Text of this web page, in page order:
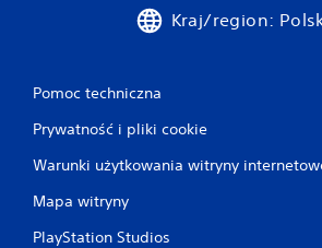
Kraj/region:
Pomoc techniczna
Prywatność i pliki cookie
Warunki użytkowania witryny
Mapa witryny
PlayStation Studios